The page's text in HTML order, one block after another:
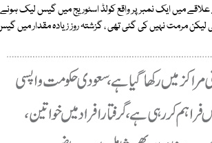
میں ایک نمبر پر واقع کولڈ اسٹوریج میں گیس لیک
مرمت نہیں کی گئی تھی ، گزشتہ روز زیادہ مقدار میں